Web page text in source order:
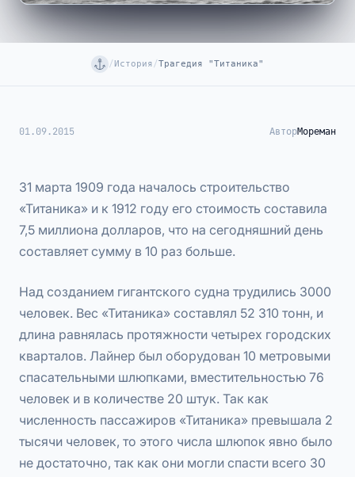
/История/Трагедия "Титаника"
01.09.2015 АвторМореман
31 марта 1909 года началось строительство
«Титаника» и к 1912 году его стоимость составила
7,5 миллиона долларов, что на сегодняшний день
составляет сумму в 10 раз больше.
Над созданием гигантского судна трудились 3000
человек. Вес «Титаника» составлял 52 310 тонн, и
длина равнялась протяжности четырех городских
кварталов. Лайнер был оборудован 10 метровыми
спасательными шлюпками, вместительностью 76
человек и в количестве 20 штук. Так как
численность пассажиров «Титаника» превышала 2
тысячи человек, то этого числа шлюпок явно было
не достаточно, так как они могли спасти всего 30